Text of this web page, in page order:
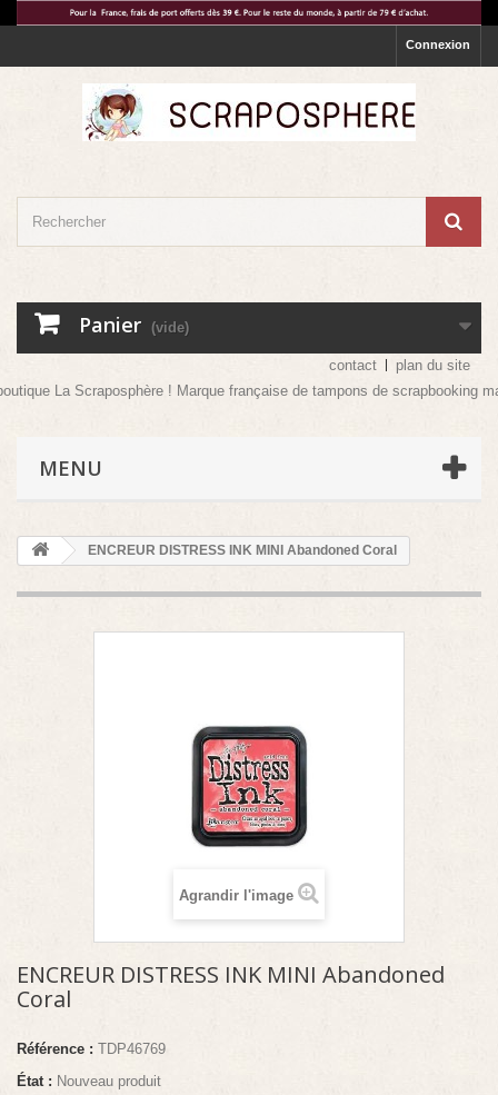
Connexion
Panier (vide)
contact
plan du site
La Scraposphère ! Marque française de tampons de scrapbooking
MENU
ENCREUR DISTRESS INK MINI Abandoned Coral
Agrandir l'image
ENCREUR DISTRESS INK MINI Abandoned
Coral
Référence : TDP46769
État : Nouveau produit